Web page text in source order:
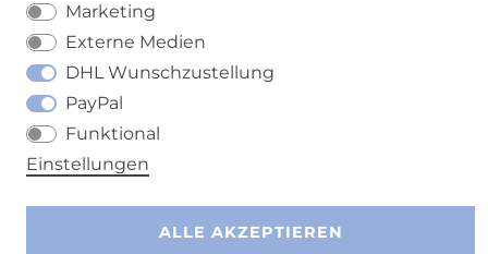
Marketing
Externe Medien
DHL Wunschzustellung
PayPal
Funktional
Einstellungen
ALLE AKZEPTIEREN